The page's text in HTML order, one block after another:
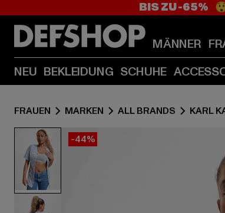
BIS ZU -65%
MÄNNER
NEU BEKLEIDUNG SCHUHE
FRAUEN MARKEN ALL BRANDS KARL
-44%